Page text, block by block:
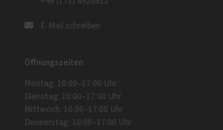
E-Mail schreiben
Öffnungszeiten
Montag: 10:00–17:00 Uhr
Dienstag: 10:00–17:00 Uhr
Mittwoch: 10:00–17:00 Uhr
Donnerstag: 10:00–17:00 Uhr